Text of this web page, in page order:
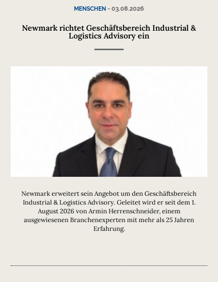
MENSCHEN - 03.08.2026
Newmark richtet Geschäftsbereich Industrial &
Logistics Advisory ein
Newmark erweitert sein Angebot um den Geschäftsbereich
Industrial & Logistics Advisory. Geleitet wird er seit dem 1.
August 2026 von Armin Herrenschneider, einem
ausgewiesenen Branchenexperten mit mehr als 25 Jahren
Erfahrung.